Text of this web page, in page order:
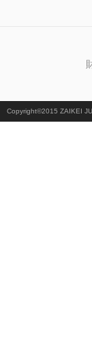
Copyright©2015 ZAIKEI